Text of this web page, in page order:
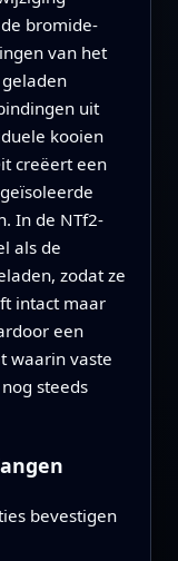
bromide-
van het
uit
kooien
creëert een
In de NTf2-
als de
zodat ze
intact maar
een
waarin vaste
steeds
bevestigen